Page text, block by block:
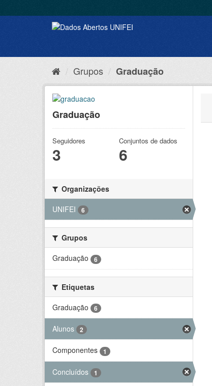
Grupos Graduação
Graduação
Seguidores
3
Conjuntos de dados
6
Organizações
UNIFEI
6
Grupos
Graduação
6
Etiquetas
Graduação
6
Alunos 2
Componentes 1
Concluídos 1